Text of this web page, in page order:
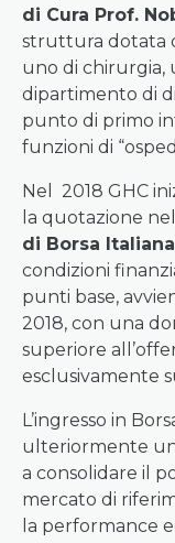
di Cura Prof.
struttura dotata
uno di chirurgia,
dipartimento di
punto di primo
funzioni di
Nel 2018 GHC
la quotazione nel
di Borsa
condizioni
punti base,
2018, con una
superiore
esclusivamente
L’ingresso in
ulteriormente
a consolidare il
mercato di
la performance